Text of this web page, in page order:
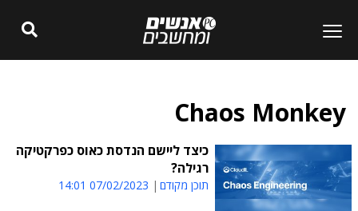
Chaos Monkey
כיצד ליישם הנדסת כאוס כפרקטיקה
רגילה?
תוכן מקודם 07/02/2023 14:01